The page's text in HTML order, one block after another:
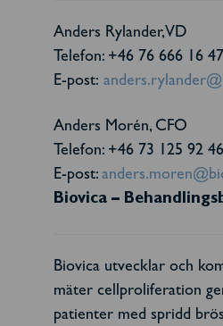
Anders Rylander, VD
Telefon: +46 76 666 16 47
E-post:
Anders Morén, CFO
Telefon: +46 73 125 92 46
E-post:
Biovica –
Biovica utvecklar och
mäter cellproliferation
patienter med spridd